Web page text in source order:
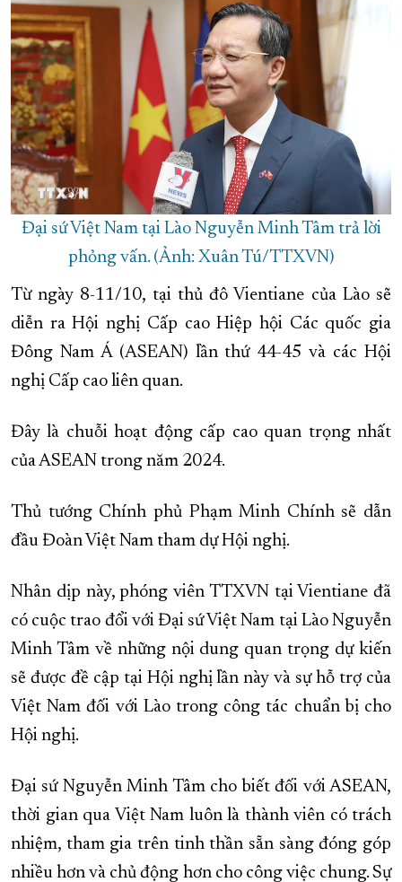
Đại sứ Việt Nam tại Lào Nguyễn Minh Tâm trả lời
phỏng vấn. (Ảnh: Xuân Tú/TTXVN)
Từ ngày 8-11/10, tại thủ đô Vientiane của Lào sẽ
diễn ra Hội nghị Cấp cao Hiệp hội Các quốc gia
Đông Nam Á (ASEAN) lần thứ 44-45 và các Hội
nghị Cấp cao liên quan.
Đây là chuỗi hoạt động cấp cao quan trọng nhất
của ASEAN trong năm 2024.
Thủ tướng Chính phủ Phạm Minh Chính sẽ dẫn
đầu Đoàn Việt Nam tham dự Hội nghị.
Nhân dịp này, phóng viên TTXVN tại Vientiane đã
có cuộc trao đổi với Đại sứ Việt Nam tại Lào Nguyễn
Minh Tâm về những nội dung quan trọng dự kiến
sẽ được đề cập tại Hội nghị lần này và sự hỗ trợ của
Việt Nam đối với Lào trong công tác chuẩn bị cho
Hội nghị.
Đại sứ Nguyễn Minh Tâm cho biết đối với ASEAN,
thời gian qua Việt Nam luôn là thành viên có trách
nhiệm, tham gia trên tinh thần sẵn sàng đóng góp
nhiều hơn và chủ động hơn cho công việc chung. Sự